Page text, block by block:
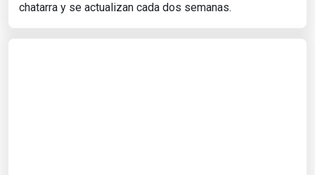
chatarra y se actualizan cada dos semanas.